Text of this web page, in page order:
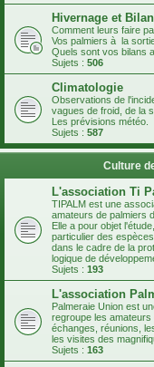
Hivernage et
Comment leurs faire
Vos palmiers à la
Quels sont vos bilans
Sujets : 506
Climatologie
Observations de
vagues de froid, de la
Les prévisions météo.
Sujets : 587
Culture
L'association Ti
TIPALM est une
amateurs de palmiers
Elle a pour objet
particulier des
dans le cadre de la
logique de
Sujets : 193
L'association
Palmeraie Union est
regroupe les
échanges, réunions,
les visites des
Sujets : 163